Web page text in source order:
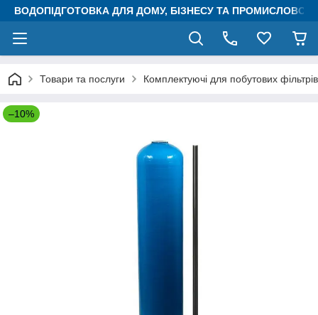
ВОДОПІДГОТОВКА ДЛЯ ДОМУ, БІЗНЕСУ ТА
Товари та послуги Комплектуючі для побутових фільтрів
–10%